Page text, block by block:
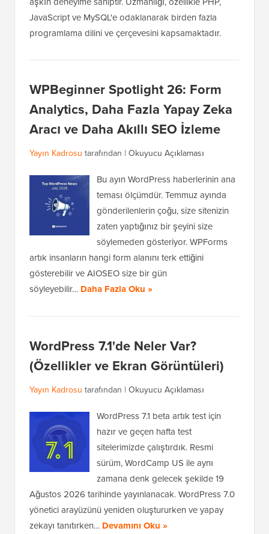
JavaScript ve MySQL'e odaklanarak birden fazla
programlama dilini ve çerçevesini kapsamaktadır.
WPBeginner Spotlight 26: Form
Analytics, Daha Fazla Yapay Zeka
Aracı ve Daha Akıllı SEO İzleme
Yayın Kadrosu tarafından | Okuyucu Açıklaması
Bu ayın WordPress haberlerinin ana
teması ölçümdür. Temmuz ayında
gönderilenlerin çoğu, size sitenizin
zaten yaptığınız bir şeyini size
söylemeden gösteriyor. WPForms
artık insanların hangi form alanını terk ettiğini
gösterebilir ve AIOSEO size bir gün
söyleyebilir… Daha Fazla Oku »
WordPress 7.1'de Neler Var?
(Özellikler ve Ekran Görüntüleri)
Yayın Kadrosu tarafından | Okuyucu Açıklaması
WordPress 7.1 beta artık test için
hazır ve geçen hafta test
sitelerimizde çalıştırdık. Resmi
sürüm, WordCamp US ile aynı
zamana denk gelecek şekilde 19
Ağustos 2026 tarihinde yayınlanacak. WordPress 7.0
yönetici arayüzünü yeniden oluştururken ve yapay
zekayı tanıtırken… Devamını Oku »